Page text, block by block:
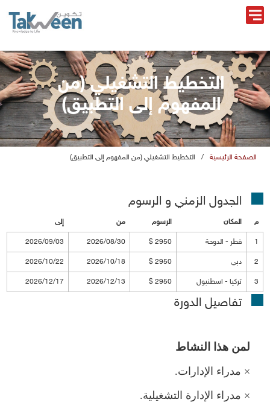
التخطيط التشغيلي (من
المفهوم إلى التطبيق)
الصفحة الرئيسية / التخطيط التشغيلي (من المفهوم إلى التطبيق)
الجدول الزمني و الرسو
المكان الرسو ن إلى
1 قطر - الدوحة 2950 $
2026/08/30
2026/09/03
2 دبي 2950 $
2026/10/18
2026/10/22
3 تركيا - اسطنبو 2950 $
2026/12/13
2026/12/17
تفاصيل الدورة
ن هذا النشاط
× دراء الإدارات.
× دراء الإدارة التشغيلية.